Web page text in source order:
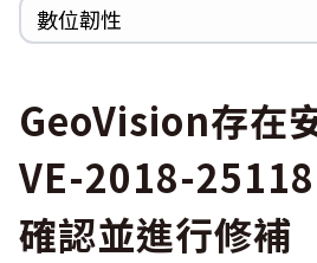
Heartbleed
巡迴研討會
CCOE資安實戰人才培育計畫
資安人才培訓服務網
資安系列競賽網站
數位韌性
GeoVision存在
VE-2018-
確認並進行修補